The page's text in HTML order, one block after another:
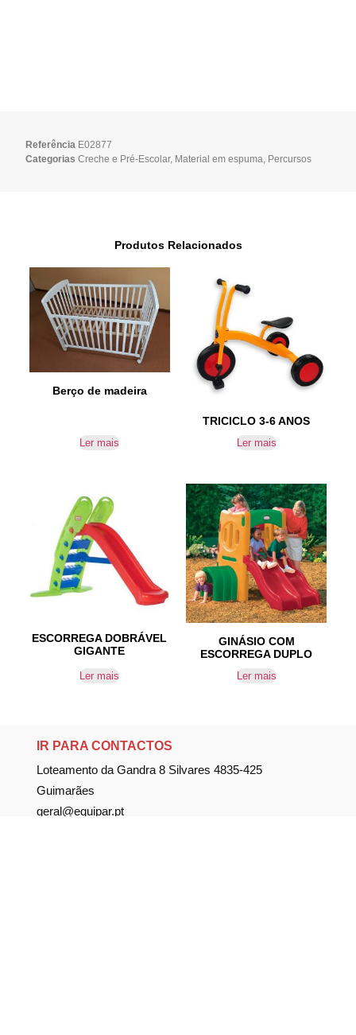
Referência E02877
Categorias Creche e Pré-Escolar, Material em espuma, Percursos
Produtos Relacionados
Berço de madeira
Ler mais
TRICICLO 3-6 ANOS
Ler mais
ESCORREGA DOBRÁVEL
GIGANTE
Ler mais
GINÁSIO COM
ESCORREGA DUPLO
Ler mais
IR PARA CONTACTOS
Loteamento da Gandra 8 Silvares 4835-425
Guimarães
geral@equipar.pt